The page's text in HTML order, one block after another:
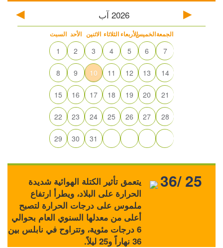
2026 آب
السبت الأحد الاثنين الثلاثاء الأربعاءالخميسالجمعة
1 2 3 4 5 6 7
8 9 10 11 12 13 14
15 16 17 18 19 20 21
22 23 24 25 26 27 28
29 30 31
يتعمق تأثير الكتلة الهوائية شديدة
الحرارة على البلاد، ويطرأ ارتفاع
ملموس على درجات الحرارة لتصبح
أعلى من معدلها السنوي العام بحوالي
6 درجات مئوية، وتتراوح في نابلس بين
36 نهاراً و25 ليلاً.
36/ 25